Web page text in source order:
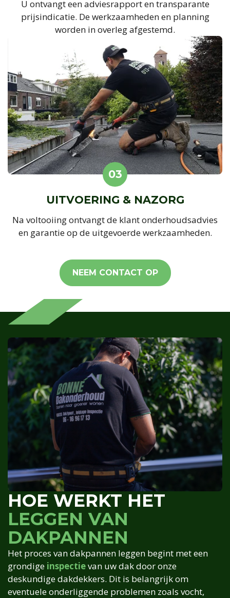
U ontvangt een adviesrapport en transparante
prijsindicatie. De werkzaamheden en planning
worden in overleg afgestemd.
03
UITVOERING & NAZORG
Na voltooiing ontvangt de klant onderhoudsadvies
en garantie op de uitgevoerde werkzaamheden.
NEEM CONTACT OP
HOE WERKT HET
LEGGEN VAN
DAKPANNEN
Het proces van dakpannen leggen begint met een
grondige inspectievan uw dak door onze
deskundige dakdekkers. Dit is belangrijk om
eventuele onderliggende problemen zoals vocht,